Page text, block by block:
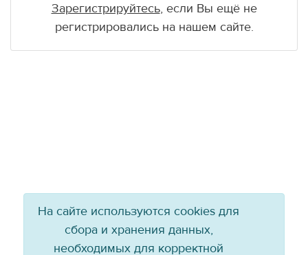
Зарегистрируйтесь, если Вы ещё не
регистрировались на нашем сайте.
На сайте используются cookies для
сбора и хранения данных,
необходимых для корректной